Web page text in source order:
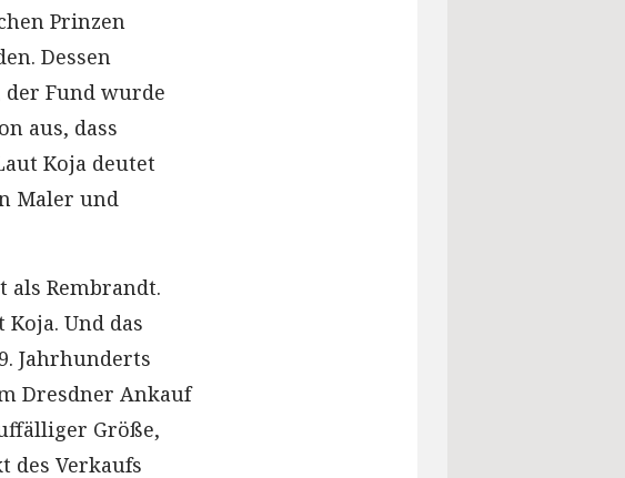
Prinzen
Dessen
der Fund wurde
aus, dass
Koja deutet
Maler und
als Rembrandt.
Und das
Jahrhunderts
Dresdner Ankauf
Größe,
des Verkaufs